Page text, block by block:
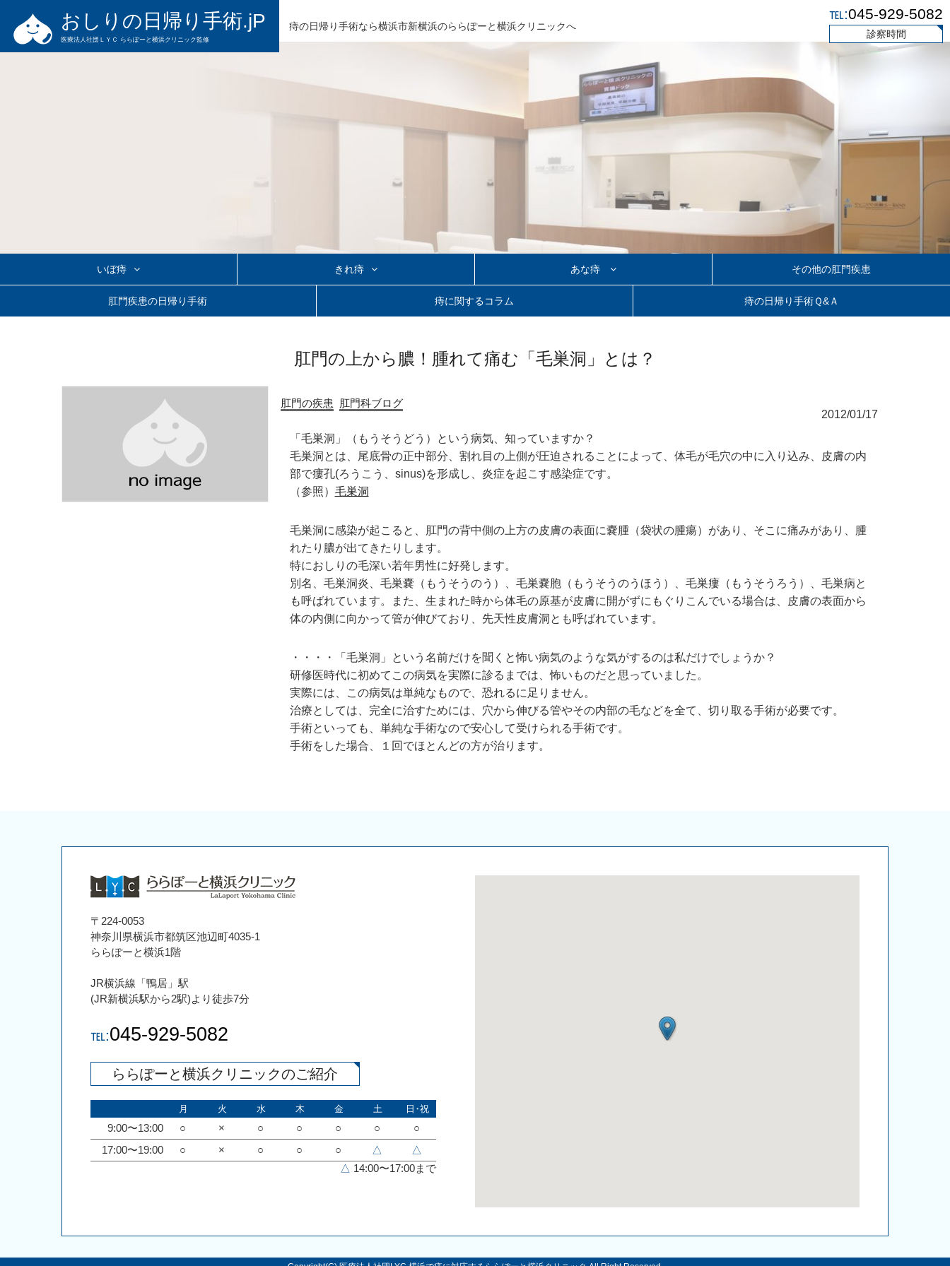
おしりの日帰り手術.jP
医療法人社団ＬＹＣ ららぽーと横浜クリニック監修
痔の日帰り手術なら横浜市新横浜のららぽーと横浜クリニックへ
℡:045-929-5082
診察時間
いぼ痔
いぼ痔の日帰り手術
切らないいぼ痔の治療
きれ痔 あな痔
あな痔の日帰り手術
その他の肛門疾患
肛門疾患の日帰り手術 痔に関するコラム 痔の日帰り手術Ｑ&Ａ
肛門の上から膿！腫れて痛む「毛巣洞」とは？
肛門の疾患 肛門科ブログ
2012/01/17
「毛巣洞」（もうそうどう）という病気、知っていますか？
毛巣洞とは、尾底骨の正中部分、割れ目の上側が圧迫されることによって、体毛が毛穴の中に入り込み、皮膚の内
部で瘻孔(ろうこう、sinus)を形成し、炎症を起こす感染症です。
（参照） 毛巣洞
毛巣洞に感染が起こると、肛門の背中側の上方の皮膚の表面に嚢腫（袋状の腫瘍）があり、そこに痛みがあり、腫
れたり膿が出てきたりします。
特におしりの毛深い若年男性に好発します。
別名、毛巣洞炎、毛巣嚢（もうそうのう）、毛巣嚢胞（もうそうのうほう）、毛巣瘻（もうそうろう）、毛巣病と
も呼ばれています。また、生まれた時から体毛の原基が皮膚に開がずにもぐりこんでいる場合は、皮膚の表面から
体の内側に向かって管が伸びており、先天性皮膚洞とも呼ばれています。
・・・・「毛巣洞」という名前だけを聞くと怖い病気のような気がするのは私だけでしょうか？
研修医時代に初めてこの病気を実際に診るまでは、怖いものだと思っていました。
実際には、この病気は単純なもので、恐れるに足りません。
治療としては、完全に治すためには、穴から伸びる管やその内部の毛などを全て、切り取る手術が必要です。
手術といっても、単純な手術なので安心して受けられる手術です。
手術をした場合、１回でほとんどの方が治ります。
〒224-0053
神奈川県横浜市都筑区池辺町4035-1
ららぽーと横浜1階
JR横浜線「鴨居」駅
(JR新横浜駅から2駅)より徒歩7分
℡:045-929-5082
ららぽーと横浜クリニックのご紹介
月 火 水 木 金 土 日・祝
△ 14:00〜17:00まで
9:00〜13:00 ○ × ○ ○ ○ ○
○
17:00〜19:00
○ × ○ ○ ○ △ △